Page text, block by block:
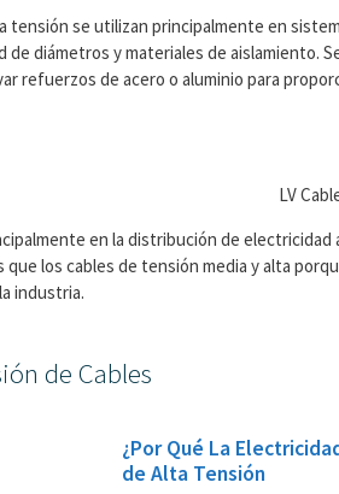
tensión se utilizan principalmente en
diámetros y materiales de aislamiento.
refuerzos de acero o aluminio para
en la distribución de
los cables de tensión media y alta
industria.
de Cables
¿Por Qué La
de Alta Tensión